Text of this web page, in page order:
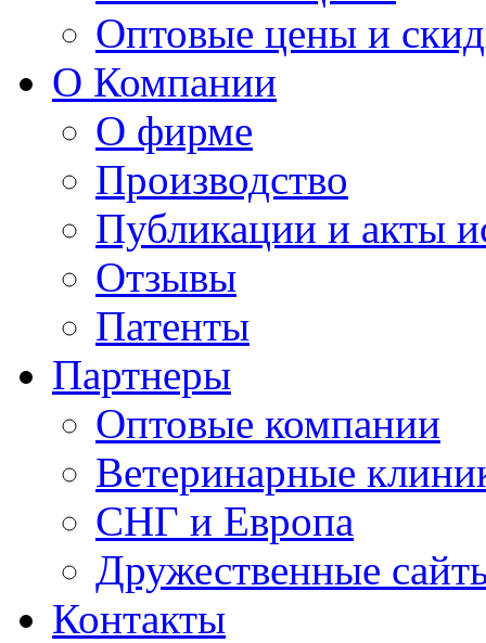
Оптовые цены и
О Компании
О фирме
Производство
Публикации и акты
Отзывы
Патенты
Партнеры
Оптовые компании
Ветеринарные
СНГ и Европа
Дружественные
Контакты